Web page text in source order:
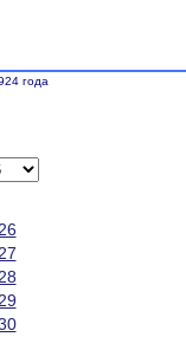
года
26
27
28
29